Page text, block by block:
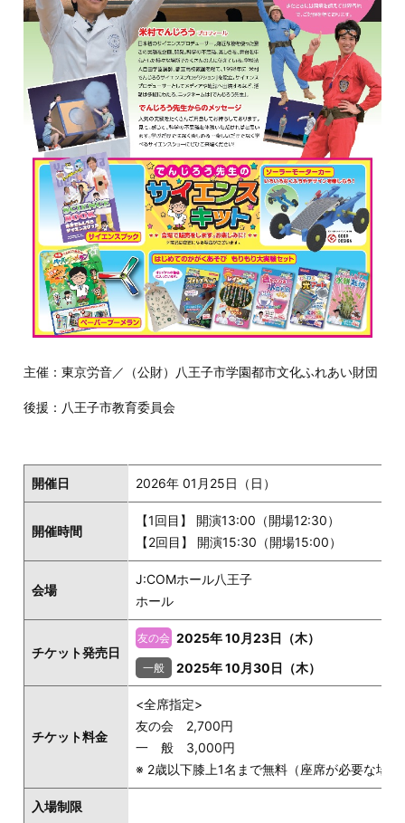
主催：東京労音／（公財）八王子市学園都市文化ふれあい財団
後援：八王子市教育委員会
開催日 2026年 01月25日（日）
開催時間
【1回目】 開演13:00（開場12:30）
【2回目】 開演15:30（開場15:00）
会場
J:COMホール八王子
ホール
チケット発売日
2025年 10月23日（木）
2025年 10月30日（木）
チケット料金
<全席指定>
友の会 2,700円
一 般 3,000円
※ 2歳以下膝上1名まで無料（座席が必要な場
入場制限